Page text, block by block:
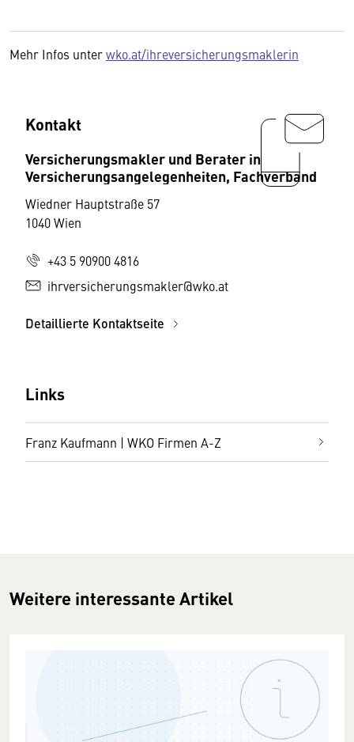
Mehr Infos unterwko.at/ihreversicherungsmaklerin
Kontakt
Versicherungsmakler und Berater in
Versicherungsangelegenheiten, Fachverband
Wiedner Hauptstraße 57
1040 Wien
+43 5 90900 4816
ihrversicherungsmakler@wko.at
Detaillierte Kontaktseite
Links
Franz Kaufmann | WKO Firmen A-Z
Weitere interessante Artikel